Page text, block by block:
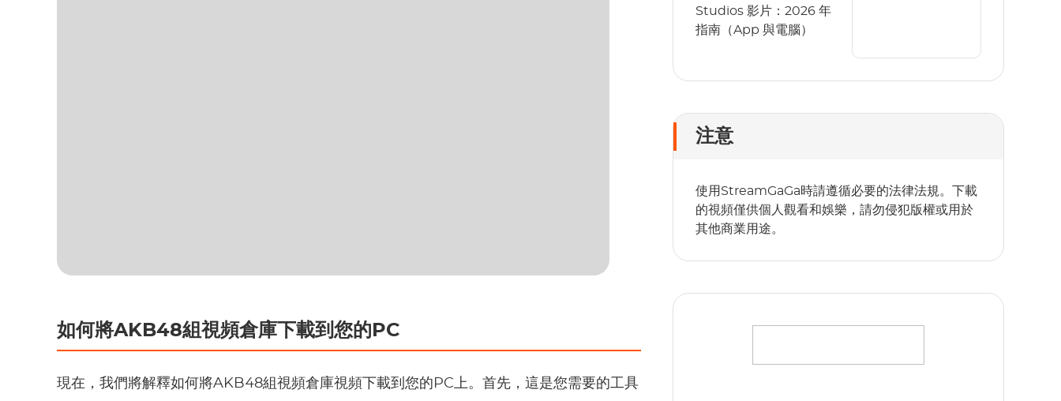
如何將AKB48組視頻倉庫下載到您的PC
現在，我們將解釋如何將AKB48組視頻倉庫視頻下載到您的PC上。首先，這是您需要的工具
Studios 影片：2026 年
指南（App 與電腦）
注意
使用StreamGaGa時請遵循必要的法律法規。下載
的視頻僅供個人觀看和娛樂，請勿侵犯版權或用於
其他商業用途。